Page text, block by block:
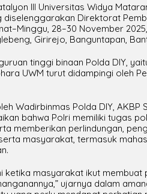
III Universitas Widya
Direktorat
28–30 November
Girirejo, Banguntapan,
tinggi binaan Polda DIY,
UWM turut didampingi oleh
Wadirbinmas Polda DIY, AKBP
bahwa Polri memiliki tugas
memberikan perlindungan,
masyarakat, termasuk
ketika masyarakat ikut membuat
ujarnya dalam